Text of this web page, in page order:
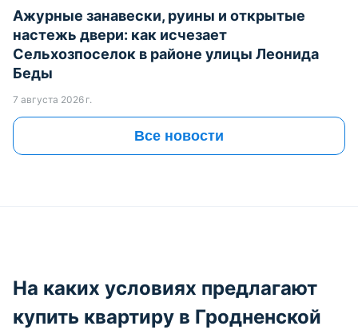
Ажурные занавески, руины и открытые
настежь двери: как исчезает
Сельхозпоселок в районе улицы Леонида
Беды
7 августа 2026 г.
Все новости
На каких условиях предлагают
купить квартиру в Гродненской